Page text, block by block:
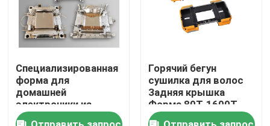
Домой
Продукция
VR Шоу
Специализированная
форма для
домашней
электроники из
стали для холодной
Горячий бегун
сушилка для волос
Задняя крышка
Форма 80T-1600T
Стальная форма для